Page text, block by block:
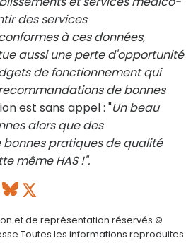
des services
à ces données,
aussi une perte d'opportunité
de fonctionnement qui
de bonnes
est sans appel : "Un beau
alors que des
pratiques de qualité
même HAS !".
et de représentation réservés.©
les informations reproduites